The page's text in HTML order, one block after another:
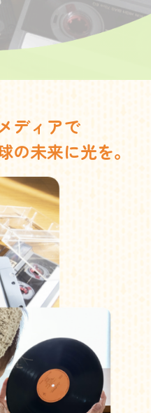
ディアで
の未来に光を。